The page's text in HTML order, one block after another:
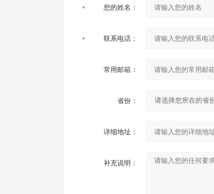
您的姓名：
联系电话：
常用邮箱：
省份：
详细地址：
补充说明：